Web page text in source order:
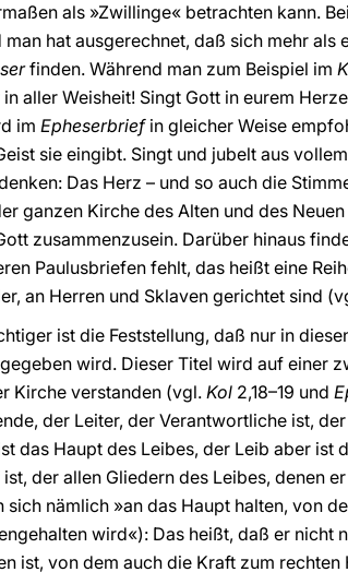
als »Zwillinge« betrachten kann.
man hat ausgerechnet, daß sich mehr als
finden. Während man zum Beispiel im
aller Weisheit! Singt Gott in eurem
im Epheserbrief in gleicher Weise
sie eingibt. Singt und jubelt aus
Das Herz – und so auch die
ganzen Kirche des Alten und des
zusammenzusein. Darüber hinaus
Paulusbriefen fehlt, das heißt eine
an Herren und Sklaven gerichtet sind
ist die Feststellung, daß nur in
wird. Dieser Titel wird auf einer
Kirche verstanden (vgl.Kol 2,18–19 und
der Leiter, der Verantwortliche ist,
ist das Haupt des Leibes, der Leib aber
der allen Gliedern des Leibes, denen
sich nämlich »an das Haupt halten, von
wird«): Das heißt, daß er nicht
ist, von dem auch die Kraft zum rechten